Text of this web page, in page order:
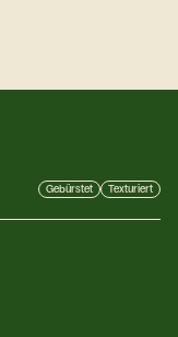
Gebürstet Texturiert